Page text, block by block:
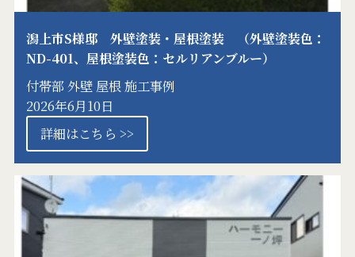
潟上市S様邸 外壁塗装・屋根塗装 （外壁塗装色：
ND-401、屋根塗装色：セルリアンブルー）
付帯部 外壁 屋根 施工事例
2026年6月10日
詳細はこちら >>